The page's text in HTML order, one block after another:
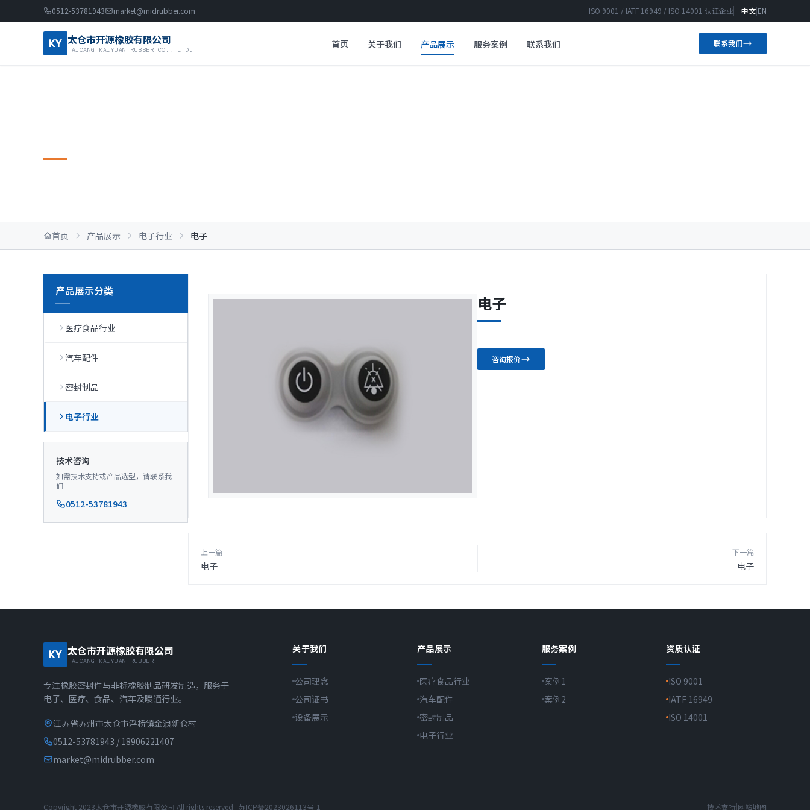
0512-53781943 market@midrubber.com ISO 9001 / IATF 16949 / ISO 14001 认证企业 中文|EN
KY 太仓市开源橡胶有限公司
TAICANG KAIYUAN RUBBER CO., LTD. 首页 关于我们 产品展示 服务案例 联系我们 联系我们
首页 产品展示 电子行业 电子
产品展示分类
医疗食品行业
汽车配件
密封制品
电子行业
技术咨询
如需技术支持或产品选型，请联系我
们
0512-53781943
电子
咨询报价
上一篇
电子
下一篇
电子
KY 太仓市开源橡胶有限公司
TAICANG KAIYUAN RUBBER
专注橡胶密封件与非标橡胶制品研发制造，服务于
电子、医疗、食品、汽车及暖通行业。
江苏省苏州市太仓市浮桥镇金浪新仓村
0512-53781943 / 18906221407
market@midrubber.com
关于我们
公司理念
公司证书
设备展示
产品展示
医疗食品行业
汽车配件
密封制品
电子行业
服务案例
案例1
案例2
资质认证
ISO 9001
IATF 16949
ISO 14001
Copyright 2023太仓市开源橡胶有限公司 All rights reserved 苏ICP备2023026113号-1 技术支持|网站地图